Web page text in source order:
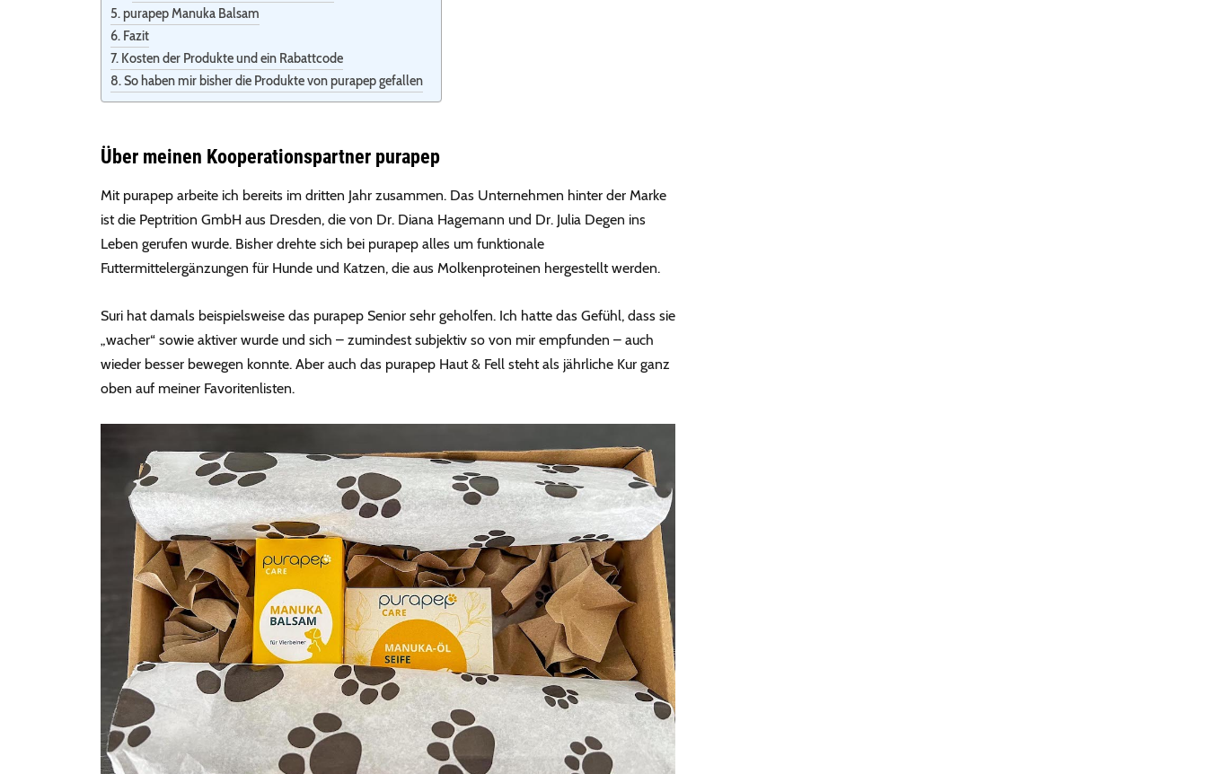
purapep Manuka Balsam
Fazit
Kosten der Produkte und ein Rabattcode
So haben mir bisher die Produkte von purapep gefallen
Über meinen Kooperationspartner purapep
Mit purapep arbeite ich bereits im dritten Jahr zusammen. Das Unternehmen hinter der Marke
ist die Peptrition GmbH aus Dresden, die von Dr. Diana Hagemann und Dr. Julia Degen ins
Leben gerufen wurde. Bisher drehte sich bei purapep alles um funktionale
Futtermittelergänzungen für Hunde und Katzen, die aus Molkenproteinen hergestellt werden.
Suri hat damals beispielsweise das purapep Senior sehr geholfen. Ich hatte das Gefühl, dass sie
„wacher“ sowie aktiver wurde und sich – zumindest subjektiv so von mir empfunden – auch
wieder besser bewegen konnte. Aber auch das purapep Haut & Fell steht als jährliche Kur ganz
oben auf meiner Favoritenlisten.